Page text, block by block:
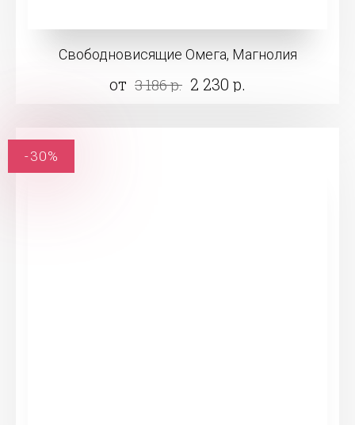
Свободновисящие Омега, Магнолия
от 3 186 р. 2 230 р.
-30%